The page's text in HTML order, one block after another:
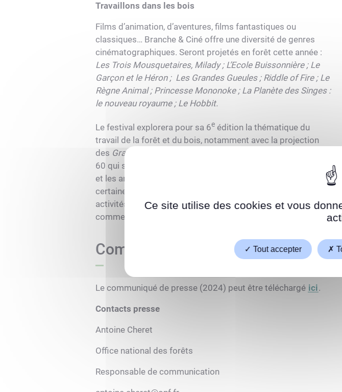
Travaillons dans les bois
Films d’animation, d’aventures, films fantastiques ou
classiques… Branche & Ciné offre une diversité de genres
cinématographiques. Seront projetés en forêt cette année :
Les Trois Mousquetaires, Milady ; L’Ecole Buissonnière ; Le
Garçon et le Héron ; Les Grandes Gueules ; Riddle of Fire ; Le
Règne Animal ; Princesse Mononoke ; La Planète des Singes :
le nouveau royaume;Le Hobbit.
Le festival explorera pour sa 6e édition la thématique du
travail de la forêt et du bois, notamment avec la projection
des Grandes Gueules
60 qui se déroule dans une scierie traditionnelle des Vosges,
et les animations proposées en avant-programme de
certaines projections : présentation des artisanats du bois,
activités ludiques avec des jeux en bois, promenades
commentées par un forestier, etc.
Communiqué de presse
Le communiqué de presse (2024) peut être téléchargé ici.
Contacts presse
Antoine Cheret
Office national des forêts
Responsable de communication
Ce site utilise des cookies et vous
Tout accepter